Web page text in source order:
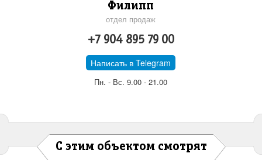
Филипп
отдел продаж
+7 904 895 79 00
Написать в Telegram
Пн. - Вс. 9.00 - 21.00
С этим объектом смотрят